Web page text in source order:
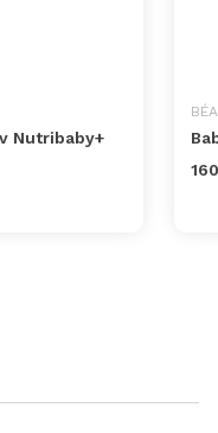
Nutribaby+